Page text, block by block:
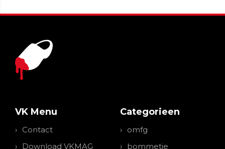
VK Menu
Contact
Download VKMAG
Categorieen
omfg
bommetje